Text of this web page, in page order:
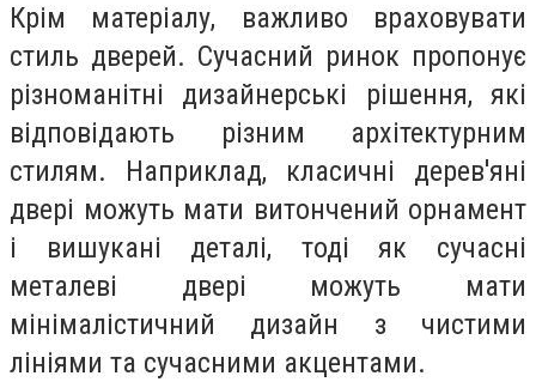
Крім матеріалу, важливо враховувати
стиль дверей. Сучасний ринок пропонує
різноманітні дизайнерські рішення, які
відповідають різним архітектурним
стилям. Наприклад, класичні дерев'яні
двері можуть мати витончений орнамент
і вишукані деталі, тоді як сучасні
металеві двері можуть мати
мінімалістичний дизайн з чистими
лініями та сучасними акцентами.